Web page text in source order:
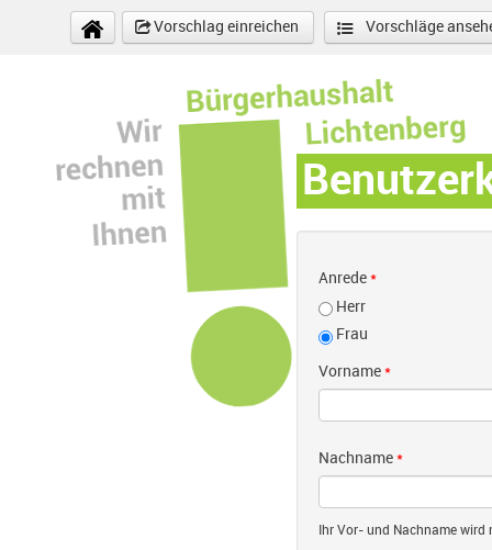
Direkt zum Inhalt
Vorschlag einreichen
Vorschläge
Anrede *
Herr
Frau
Vorname *
Nachname *
Ihr Vor- und Nachname